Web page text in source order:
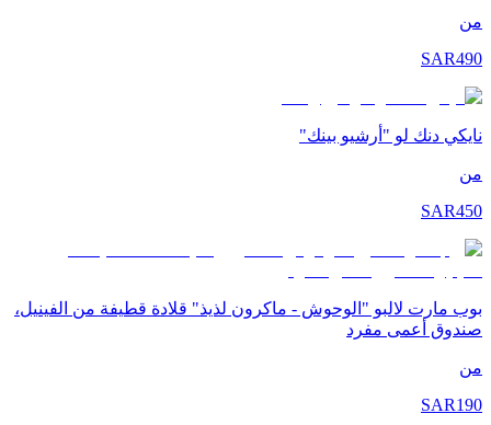
من
SAR490
نايكي دنك لو "أرشيو بينك"
من
SAR450
بوب مارت لالبو "الوحوش - ماكرون لذيذ" قلادة قطيفة من الفينيل،
صندوق أعمى مفرد
من
SAR190